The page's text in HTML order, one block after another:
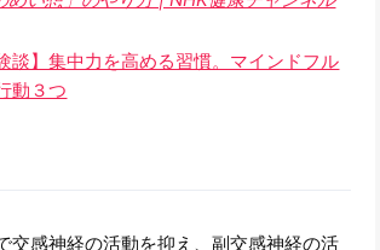
談】集中力を高める習慣。マインドフル
動３つ
交感神経の活動を抑え、副交感神経の活